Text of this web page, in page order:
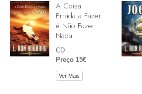
A Coisa
Errada a Fazer
é Não Fazer
Nada
CD
Preço 15€
Ver Mais